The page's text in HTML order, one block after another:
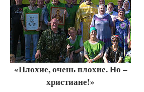
«Плохие, очень плохие. Но –
христиане!»